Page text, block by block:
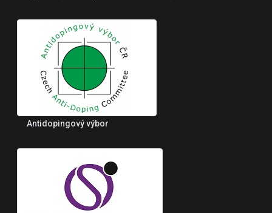
Antidopingový výbor